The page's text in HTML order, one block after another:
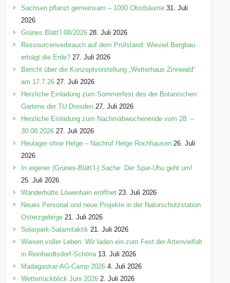
r
e
n
Sachsen pflanzt gemeinsam – 1000 Obstbäume 31. Juli
2026
Grünes Blätt’l 08/2026 28. Juli 2026
Ressourcenverbrauch auf dem Prüfstand: Wieviel Bergbau
erträgt die Erde? 27. Juli 2026
Bericht über die Konzeptvorstellung „Wetterhaus Zinnwald“
am 17.7.26 27. Juli 2026
Herzliche Einladung zum Sommerfest des der Botanischen
Gartens der TU Dresden 27. Juli 2026
Herzliche Einladung zum Nachmähwochenende vom 28. –
30.08.2026 27. Juli 2026
Heulager ohne Helge – Nachruf Helge Rochhausen 26. Juli
2026
In eigener (Grünes-Blätt’l-) Sache: Der Spar-Uhu geht um!
25. Juli 2026
Wanderhütte Löwenhain eröffnet 23. Juli 2026
Neues Personal und neue Projekte in der Naturschutzstation
Osterzgebirge 21. Juli 2026
Solarpark-Salamitaktik 21. Juli 2026
Wiesen voller Leben: Wir laden ein zum Fest der Artenvielfalt
in Reinhardtsdorf-Schöna 13. Juli 2026
Madagaskar-AG-Camp 2026 4. Juli 2026
Wetterrückblick Juni 2026 2. Juli 2026